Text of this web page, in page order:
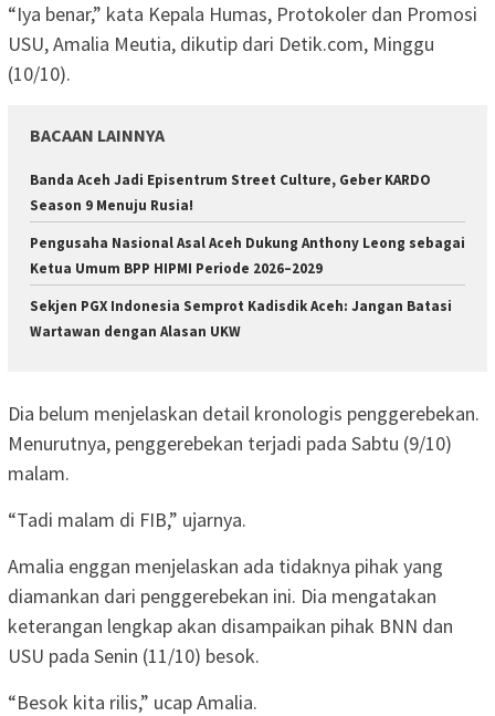
“Iya benar,” kata Kepala Humas, Protokoler dan Promosi
USU, Amalia Meutia, dikutip dari Detik.com, Minggu
(10/10).
BACAAN LAINNYA
Banda Aceh Jadi Episentrum Street Culture, Geber KARDO
Season 9 Menuju Rusia!
Pengusaha Nasional Asal Aceh Dukung Anthony Leong sebagai
Ketua Umum BPP HIPMI Periode 2026–2029
Sekjen PGX Indonesia Semprot Kadisdik Aceh: Jangan Batasi
Wartawan dengan Alasan UKW
Dia belum menjelaskan detail kronologis penggerebekan.
Menurutnya, penggerebekan terjadi pada Sabtu (9/10)
malam.
“Tadi malam di FIB,” ujarnya.
Amalia enggan menjelaskan ada tidaknya pihak yang
diamankan dari penggerebekan ini. Dia mengatakan
keterangan lengkap akan disampaikan pihak BNN dan
USU pada Senin (11/10) besok.
“Besok kita rilis,” ucap Amalia.